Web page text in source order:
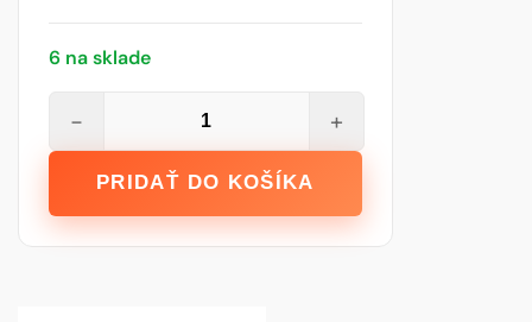
6 na sklade
Braven
Vetracia
mriežka
− +
PRIDAŤ DO KOŠÍKA